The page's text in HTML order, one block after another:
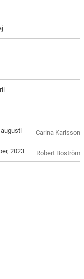
Carina Karlsson
augusti
Robert Boström
2023